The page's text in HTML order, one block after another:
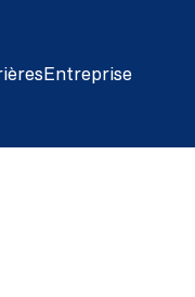
Entreprise